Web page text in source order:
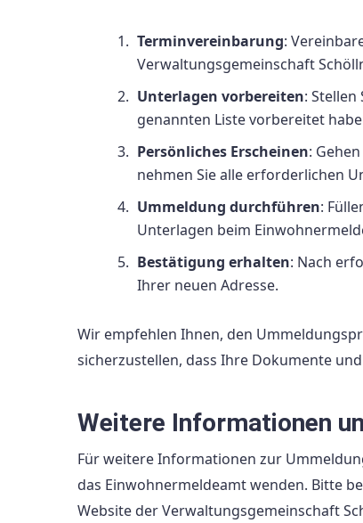
Terminvereinbarung:
Verwaltungsgemeinschaft
Unterlagen vorbereiten:
genannten Liste vorbereitet
Persönliches Erscheinen:
nehmen Sie alle erforderlichen
Ummeldung durchführen:
Unterlagen beim
Bestätigung erhalten: Nach
Ihrer neuen Adresse.
Wir empfehlen Ihnen, den
sicherzustellen, dass Ihre Dokumente
Weitere Informationen
Für weitere Informationen zur
das Einwohnermeldeamt wenden. Bitte
Website der Verwaltungsgemeinschaft